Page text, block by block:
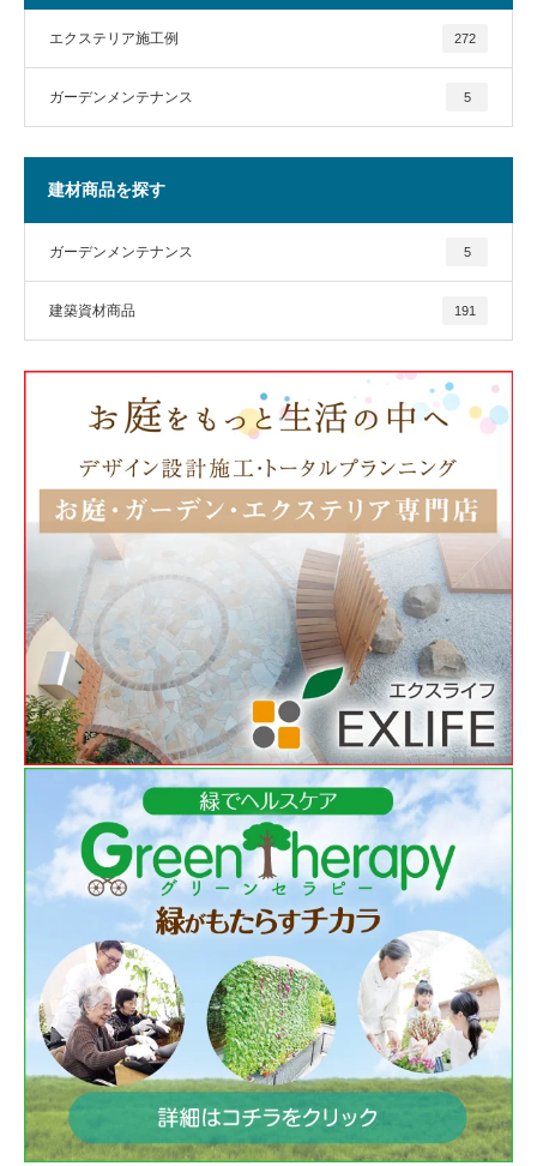
エクステリア施工例 272
ガーデンメンテナンス 5
建材商品を探す
ガーデンメンテナンス 5
建築資材商品 191